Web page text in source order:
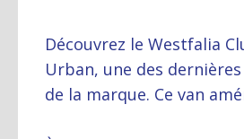
Découvrez le Westfalia
Urban, une des
de la marque. Ce van